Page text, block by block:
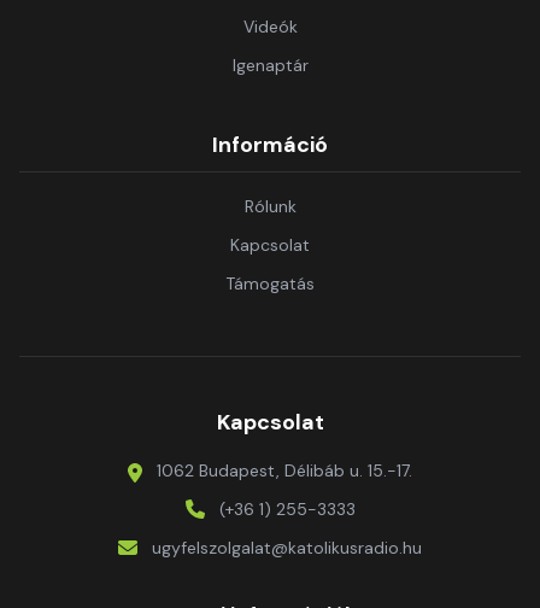
Videók
Igenaptár
Információ
Rólunk
Kapcsolat
Támogatás
Kapcsolat
1062 Budapest, Délibáb u. 15.-17.
(+36 1) 255-3333
ugyfelszolgalat@katolikusradio.hu